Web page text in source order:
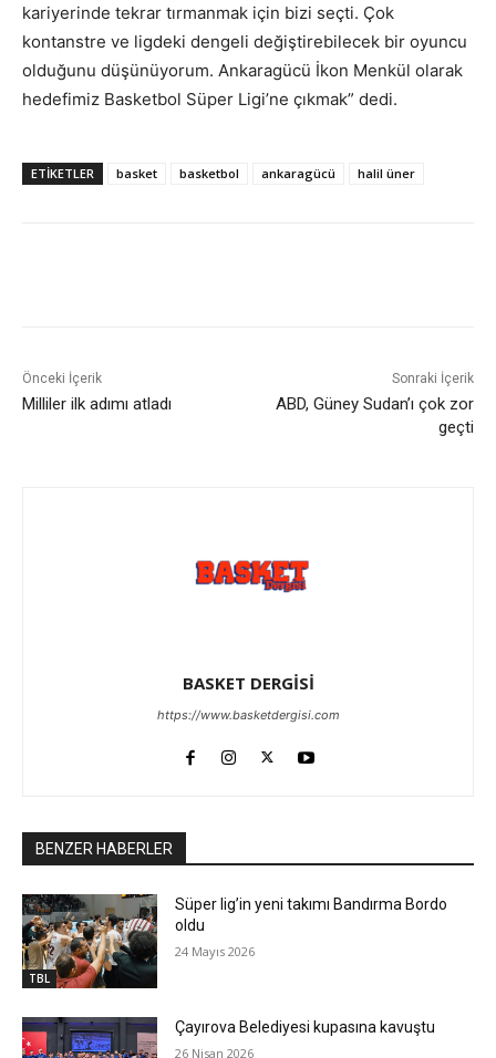
kariyerinde tekrar tırmanmak için bizi seçti. Çok
kontanstre ve ligdeki dengeli değiştirebilecek bir oyuncu
olduğunu düşünüyorum. Ankaragücü İkon Menkül olarak
hedefimiz Basketbol Süper Ligi’ne çıkmak” dedi.
ETIKETLER basket basketbol ankaragücü halil üner
Önceki İçerik
Milliler ilk adımı atladı
Sonraki İçerik
ABD, Güney Sudan’ı çok zor
geçti
BASKET DERGİSİ
https://www.basketdergisi.com
BENZER HABERLER
TBL
Süper lig’in yeni takımı Bandırma Bordo
oldu
24 Mayıs 2026
Çayırova Belediyesi kupasına kavuştu
26 Nisan 2026